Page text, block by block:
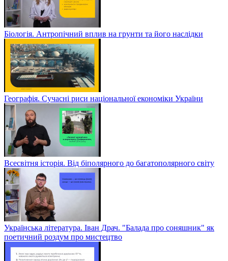
Біологія. Антропічний вплив на грунти та його наслідки
Географія. Сучасні риси національної економіки України
Всесвітня історія. Від біполярного до багатополярного світу
Українська література. Іван Драч. "Балада про соняшник" як
поетичний роздум про мистецтво